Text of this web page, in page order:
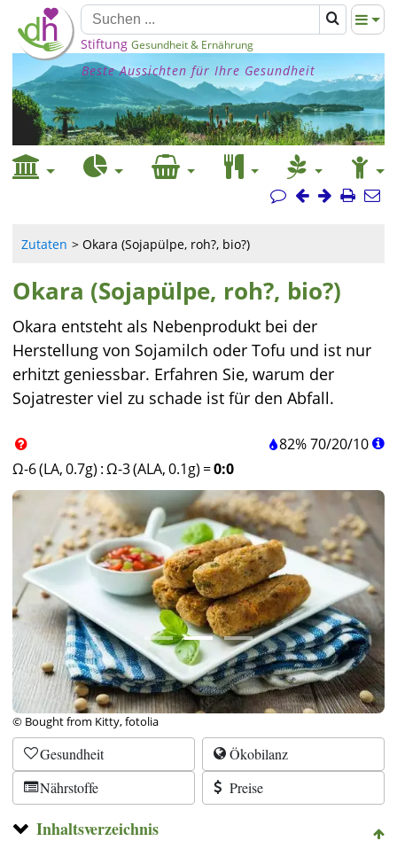
Stiftung Gesundheit & Ernährung
Beste Aussichten für Ihre Gesundheit
Zutaten Okara (Sojapülpe, roh?, bio?)
Okara (Sojapülpe, roh?, bio?)
Okara entsteht als Nebenprodukt bei der
Herstellung von Sojamilch oder Tofu und ist nur
erhitzt geniessbar. Erfahren Sie, warum der
Sojatrester viel zu schade ist für den Abfall.
82%70/20/10
Ω-6 (LA, 0.7g) :Ω-3 (ALA, 0.1g) =0:0
© Bought from Kitty, fotolia
Gesundheit
Ökobilanz
Nährstoffe
Preise
Inhaltsverzeichnis